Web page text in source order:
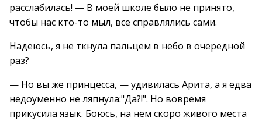
расслабилась! — В моей школе было не принято,
чтобы нас кто-то мыл, все справлялись сами.
Надеюсь, я не ткнула пальцем в небо в очередной
раз?
— Но вы же принцесса, — удивилась Арита, а я едва
недоуменно не ляпнула:"Да?!". Но вовремя
прикусила язык. Боюсь, на нем скоро живого места